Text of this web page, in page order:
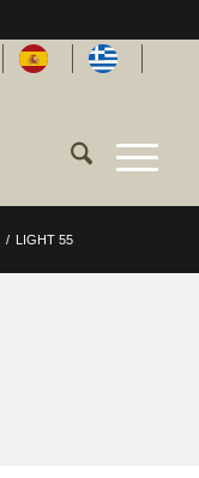
/ LIGHT 55